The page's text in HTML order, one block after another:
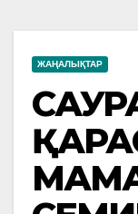
ЖАҢАЛЫҚТАР